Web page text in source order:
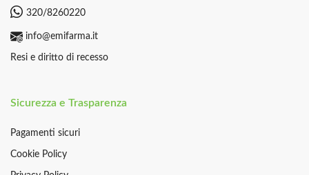
320/8260220
info@emifarma.it
Resi e diritto di recesso
Sicurezza e Trasparenza
Pagamenti sicuri
Cookie Policy